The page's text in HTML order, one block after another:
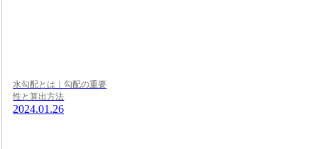
水勾配とは｜勾配の重要
性と算出方法
2024.01.26